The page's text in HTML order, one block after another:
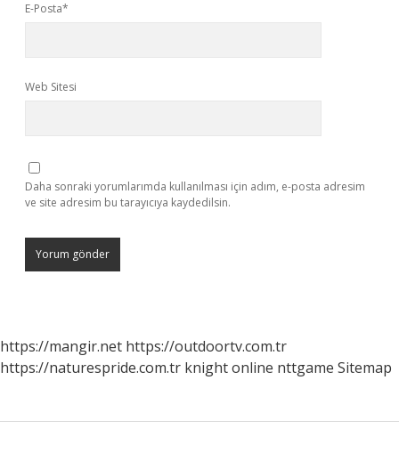
E-Posta*
Web Sitesi
Daha sonraki yorumlarımda kullanılması için adım, e-posta adresim
ve site adresim bu tarayıcıya kaydedilsin.
https://mangir.net https://outdoortv.com.tr
https://naturespride.com.tr knight online nttgame Sitemap